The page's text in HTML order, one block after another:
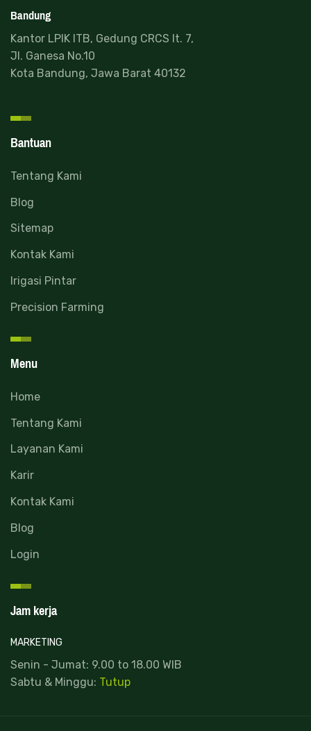
Bandung
Kantor LPIK ITB, Gedung CRCS lt. 7,
Jl. Ganesa No.10
Kota Bandung, Jawa Barat 40132
Bantuan
Tentang Kami
Blog
Sitemap
Kontak Kami
Irigasi Pintar
Precision Farming
Menu
Home
Tentang Kami
Layanan Kami
Karir
Kontak Kami
Blog
Login
Jam kerja
MARKETING
Senin - Jumat: 9.00 to 18.00 WIB
Sabtu & Minggu: Tutup